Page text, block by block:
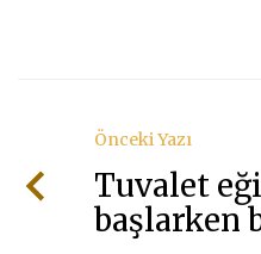
Önceki Yazı
Tuvalet
başlarken